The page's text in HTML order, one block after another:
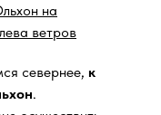
на
ветров
севернее, к
.